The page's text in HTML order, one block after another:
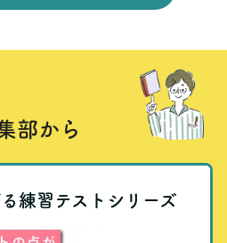
部から
練習テストシリーズ